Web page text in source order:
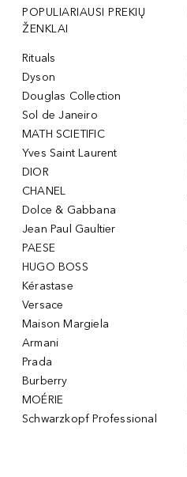
POPULIARIAUSI PREKIŲ
ŽENKLAI
Rituals
Dyson
Douglas Collection
Sol de Janeiro
MATH SCIETIFIC
Yves Saint Laurent
DIOR
CHANEL
Dolce & Gabbana
Jean Paul Gaultier
PAESE
HUGO BOSS
Kérastase
Versace
Maison Margiela
Armani
Prada
Burberry
MOÉRIE
Schwarzkopf Professional